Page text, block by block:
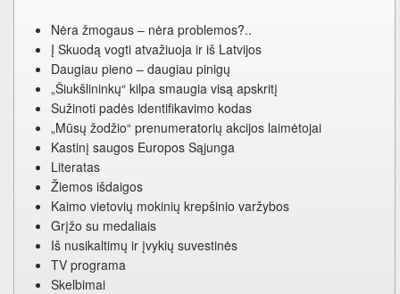
Nėra žmogaus – nėra problemos?..
Į Skuodą vogti atvažiuoja ir iš Latvijos
Daugiau pieno – daugiau pinigų
„Šiukšlininkų“ kilpa smaugia visą apskritį
Sužinoti padės identifikavimo kodas
„Mūsų žodžio“ prenumeratorių akcijos laimėtojai
Kastinį saugos Europos Sąjunga
Literatas
Žiemos išdaigos
Kaimo vietovių mokinių krepšinio varžybos
Grįžo su medaliais
Iš nusikaltimų ir įvykių suvestinės
TV programa
Skelbimai